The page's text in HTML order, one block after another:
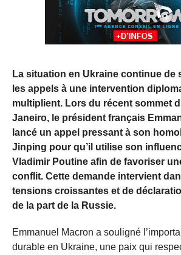
La situation en Ukraine continue de
les appels à une intervention
multiplient. Lors du récent sommet
Janeiro, le président français
lancé un appel pressant à son
Jinping pour qu’il utilise son
Vladimir Poutine afin de favoriser
conflit. Cette demande intervient
tensions croissantes et de
de la part de la Russie.
Emmanuel Macron a souligné
durable en Ukraine, une paix qui